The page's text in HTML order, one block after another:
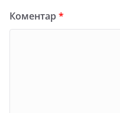
Коментар*